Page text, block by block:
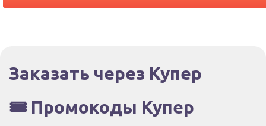
Заказать через Купер
🎟️ Промокоды Купер